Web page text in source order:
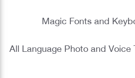
Magic Fonts and
All Language Photo and Voice